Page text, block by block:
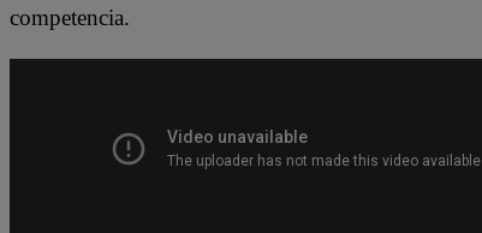
competencia.